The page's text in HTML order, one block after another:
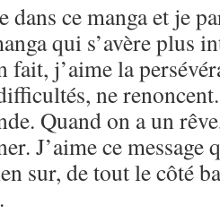
dans ce manga et je
qui s’avère plus
fait, j’aime la
ne
Quand on a un
J’aime ce
sur, de tout le côté